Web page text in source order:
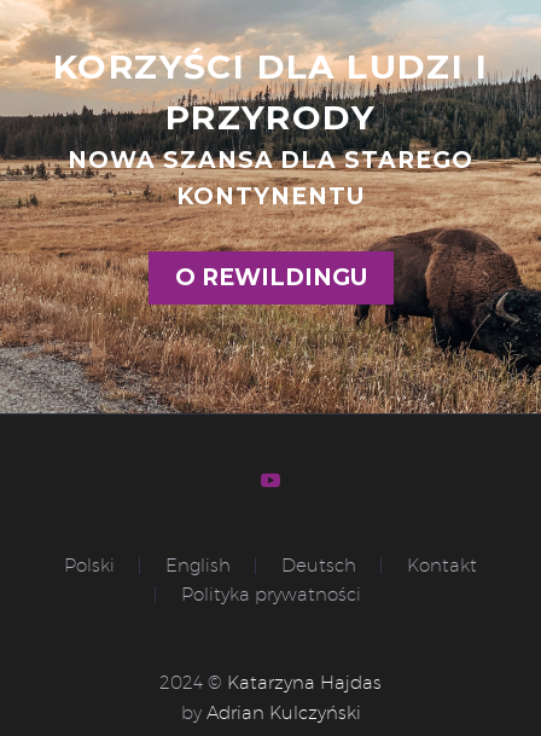
KORZYŚCI DLA LUDZI I
PRZYRODY
NOWA SZANSA DLA STAREGO
KONTYNENTU
O REWILDINGU
Polski English Deutsch
Kontakt
Polityka prywatności
2024 © Katarzyna Hajdas
by Adrian Kulczyński